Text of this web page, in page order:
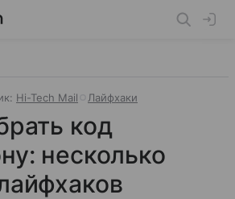
Hi-Tech Mail Лайфхаки
код
несколько